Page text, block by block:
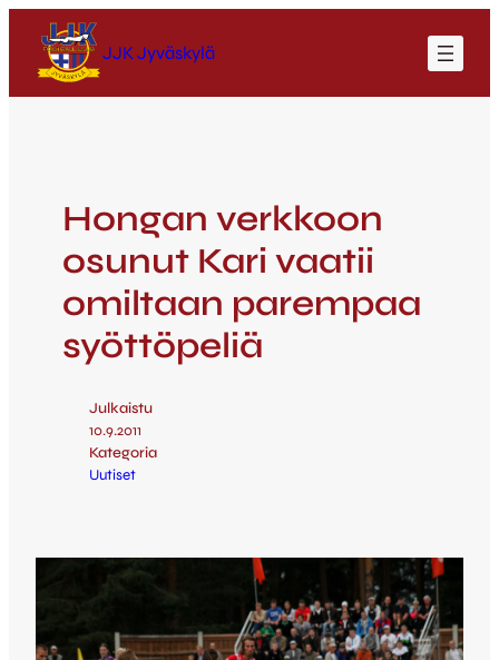
JJK Jyväskylä
Hongan verkkoon
osunut Kari vaatii
omiltaan parempaa
syöttöpeliä
Julkaistu
10.9.2011
Kategoria
Uutiset